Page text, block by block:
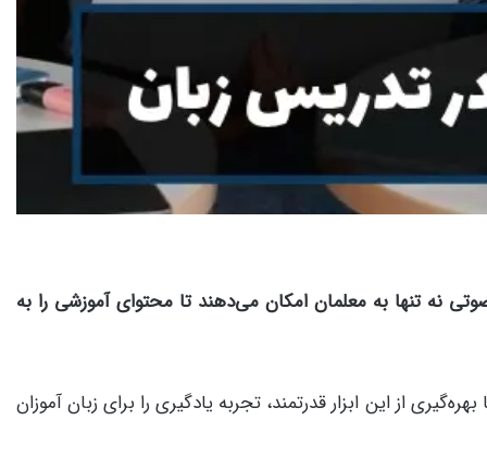
نه تنها به معلمان امکان می‌دهند تا محتوای آموزشی را به
از این ابزار قدرتمند، تجربه یادگیری را برای زبان آموزان